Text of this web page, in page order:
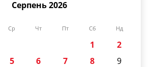
Серпень 2026
Ср Чт Пт Сб Нд
1
2
5 6 7 8
9